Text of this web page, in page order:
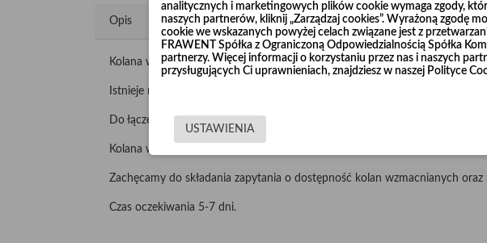
Opis
Kolana wzmacniane "Long Life" produkujemy z nieścieralnej blachy
Istnieje możliwość wykonania kolan 90° o promieniu R=3 x d.
Do łączenia wykorzystuje się opaski szerokie lub kołnierze, które również
Kolana wzmacniane malujemy lub cynkujemy galwanicznie, według życzenia
Zachęcamy do składania zapytania o dostępność kolan wzmacnianych
Czas oczekiwania 5-7 dni.
analitycznych i marketingowych plików cookie wymaga zgody,
naszych partnerów, kliknij „Zarządzaj cookies”. Wyrażoną zgodę
cookie we wskazanych powyżej celach związane jest z
FRAWENT Spółka z Ograniczoną Odpowiedzialnością Spółka
partnerzy. Więcej informacji o korzystaniu przez nas i naszych
przysługujących Ci uprawnieniach, znajdziesz w naszej Polityce
USTAWIENIA